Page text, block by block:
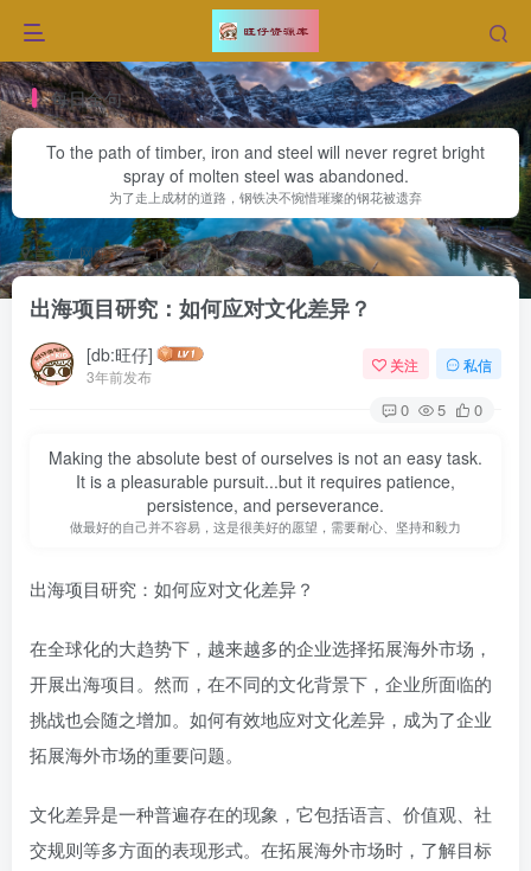
每日金句
To the path of timber, iron and steel will never regret bright
spray of molten steel was abandoned.
为了走上成材的道路，钢铁决不惋惜璀璨的钢花被遗弃
首页 网赚文章 正文
出海项目研究：如何应对文化差异？
[db:旺仔]
3年前发布
关注 私信
0 5 0
Making the absolute best of ourselves is not an easy task.
It is a pleasurable pursuit...but it requires patience,
persistence, and perseverance.
做最好的自己并不容易，这是很美好的愿望，需要耐心、坚持和毅力
出海项目研究：如何应对文化差异？
在全球化的大趋势下，越来越多的企业选择拓展海外市场，
开展出海项目。然而，在不同的文化背景下，企业所面临的
挑战也会随之增加。如何有效地应对文化差异，成为了企业
拓展海外市场的重要问题。
文化差异是一种普遍存在的现象，它包括语言、价值观、社
交规则等多方面的表现形式。在拓展海外市场时，了解目标